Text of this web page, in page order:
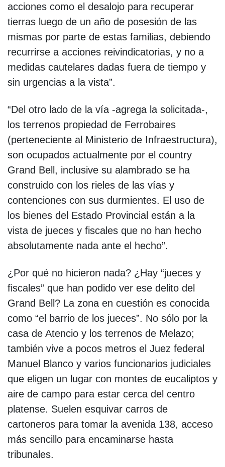
acciones como el desalojo para recuperar
tierras luego de un año de posesión de las
mismas por parte de estas familias, debiendo
recurrirse a acciones reivindicatorias, y no a
medidas cautelares dadas fuera de tiempo y
sin urgencias a la vista”.
“Del otro lado de la vía -agrega la solicitada-,
los terrenos propiedad de Ferrobaires
(perteneciente al Ministerio de Infraestructura),
son ocupados actualmente por el country
Grand Bell, inclusive su alambrado se ha
construido con los rieles de las vías y
contenciones con sus durmientes. El uso de
los bienes del Estado Provincial están a la
vista de jueces y fiscales que no han hecho
absolutamente nada ante el hecho”.
¿Por qué no hicieron nada? ¿Hay “jueces y
fiscales” que han podido ver ese delito del
Grand Bell? La zona en cuestión es conocida
como “el barrio de los jueces”. No sólo por la
casa de Atencio y los terrenos de Melazo;
también vive a pocos metros el Juez federal
Manuel Blanco y varios funcionarios judiciales
que eligen un lugar con montes de eucaliptos y
aire de campo para estar cerca del centro
platense. Suelen esquivar carros de
cartoneros para tomar la avenida 138, acceso
más sencillo para encaminarse hasta
tribunales.